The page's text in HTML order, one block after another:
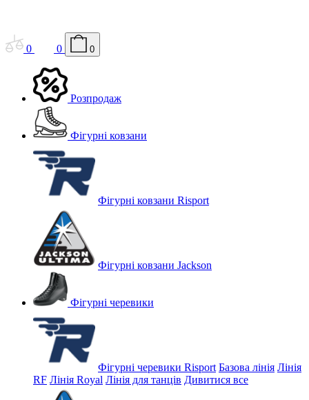
0 0 0
Розпродаж
Фігурні ковзани
Фігурні ковзани Risport
Фігурні ковзани Jackson
Фігурні черевики
Фігурні черевики Risport Базова лінія Лінія
RF Лінія Royal Лінія для танців Дивитися все